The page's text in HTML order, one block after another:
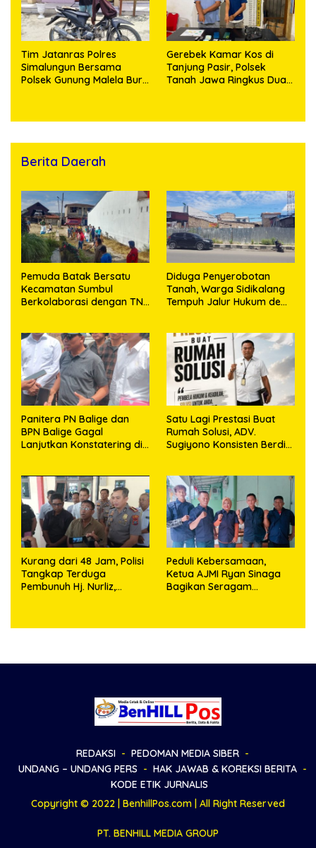
Tim Jatanras Polres
Simalungun Bersama
Polsek Gunung Malela Buru
Gerebek Kamar Kos di
Tanjung Pasir, Polsek
Tanah Jawa Ringkus Dua
Berita Daerah
Pemuda Batak Bersatu
Kecamatan Sumbul
Berkolaborasi dengan TNI
023/KS dan HUT Ke-81
Kemerdekaan RI
Diduga Penyerobotan
Tanah, Warga Sidikalang
Tempuh Jalur Hukum demi
Panitera PN Balige dan
BPN Balige Gagal
Lanjutkan Konstatering di
Satu Lagi Prestasi Buat
Rumah Solusi, ADV.
Sugiyono Konsisten Berdiri
Kurang dari 48 Jam, Polisi
Tangkap Terduga
Pembunuh Hj. Nurliz,
Peduli Kebersamaan,
Ketua AJMI Ryan Sinaga
Bagikan Seragam
REDAKSI
PEDOMAN MEDIA SIBER
UNDANG – UNDANG PERS
HAK JAWAB & KOREKSI BERITA
KODE ETIK JURNALIS
Copyright © 2022 | BenhillPos.com | All Right Reserved
PT. BENHILL MEDIA GROUP